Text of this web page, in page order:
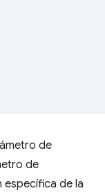
de
de
de la